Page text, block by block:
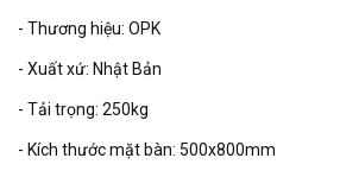
- Thương hiệu: OPK
- Xuất xứ: Nhật Bản
- Tải trọng: 250kg
- Kích thước mặt bàn: 500x800mm